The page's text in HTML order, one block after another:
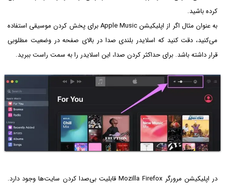
کرده باشید.
به عنوان مثال اگر از اپلیکیشن Apple Music برای پخش کردن موسیقی استفاده
می‌کنید، دقت کنید که اسلایدر بلندی صدا در بالای صفحه در وضعیت مطلوبی
قرار داشته باشد. برای حداکثر کردن صدا، این اسلایدر را به سمت راست ببرید.
در اپلیکیشن مرورگر Mozilla Firefox قابلیت بی‌صدا کردن سایت‌ها وجود دارد.